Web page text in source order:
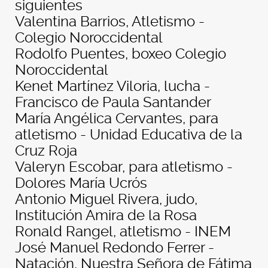
siguientes
Valentina Barrios, Atletismo -
Colegio Noroccidental
Rodolfo Puentes, boxeo Colegio
Noroccidental
Kenet Martínez Viloria, lucha -
Francisco de Paula Santander
María Angélica Cervantes, para
atletismo - Unidad Educativa de la
Cruz Roja
Valeryn Escobar, para atletismo -
Dolores María Ucrós
Antonio Miguel Rivera, judo,
Institución Amira de la Rosa
Ronald Rangel, atletismo - INEM
José Manuel Redondo Ferrer -
Natación, Nuestra Señora de Fátima